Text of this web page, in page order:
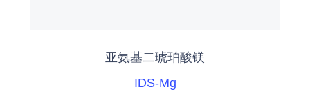
亚氨基二琥珀酸镁
IDS-Mg